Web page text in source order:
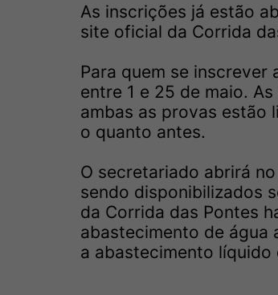
As inscrições já estão
site oficial da Corrida
Para quem se inscrever
entre 1 e 25 de maio.
ambas as provas estão
o quanto antes.
O secretariado abrirá
sendo disponibilizados
da Corrida das Pontes
abastecimento de água
a abastecimento líquido